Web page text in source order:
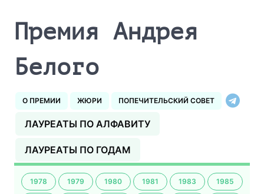
Премия Андрея
Белого
О ПРЕМИИ ЖЮРИ ПОПЕЧИТЕЛЬСКИЙ СОВЕТ
ЛАУРЕАТЫ ПО АЛФАВИТУ
ЛАУРЕАТЫ ПО ГОДАМ
1978 1979 1980 1981 1983 1985